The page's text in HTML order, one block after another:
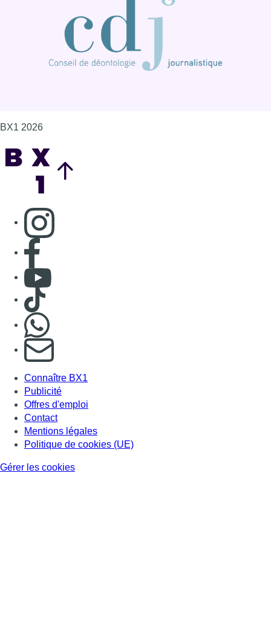
BX1 2026
Consulter page Instagram
Consulter page Facebook
Consulter Youtube
Consulter TikTok
S'abonner à notre newsletter
Connaître BX1
Publicité
Offres d'emploi
Contact
Mentions légales
Politique de cookies (UE)
Gérer les cookies